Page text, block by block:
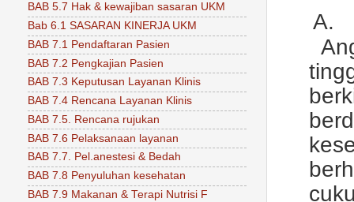
A.
BAB 5.7 Hak & kewajiban sasaran UKM
Bab 6.1 SASARAN KINERJA UKM
BAB 7.1 Pendaftaran Pasien
BAB 7.2 Pengkajian Pasien
BAB 7.3 Keputusan Layanan Klinis
BAB 7.4 Rencana Layanan Klinis
BAB 7.5. Rencana rujukan
BAB 7.6 Pelaksanaan layanan
BAB 7.7. Pel.anestesi & Bedah
BAB 7.8 Penyuluhan kesehatan
BAB 7.9 Makanan & Terapi Nutrisi F